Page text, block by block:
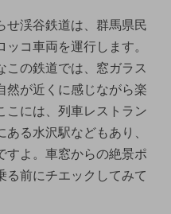
せ渓谷鉄道は、群馬県民
コ車両を運行します。
この鉄道では、窓ガラス
然が近くに感じながら楽
こには、列車レストラン
る水沢駅などもあり、
すよ。車窓からの絶景ポ
る前にチエックしてみて